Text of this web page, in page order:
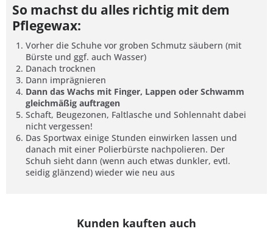
So machst du alles richtig mit dem
Pflegewax:
Vorher die Schuhe vor groben Schmutz säubern (mit
Bürste und ggf. auch Wasser)
Danach trocknen
Dann imprägnieren
Dann das Wachs mit Finger, Lappen oder Schwamm
gleichmäßig auftragen
Schaft, Beugezonen, Faltlasche und Sohlennaht dabei
nicht vergessen!
Das Sportwax einige Stunden einwirken lassen und
danach mit einer Polierbürste nachpolieren. Der
Schuh sieht dann (wenn auch etwas dunkler, evtl.
seidig glänzend) wieder wie neu aus
Kunden kauften auch